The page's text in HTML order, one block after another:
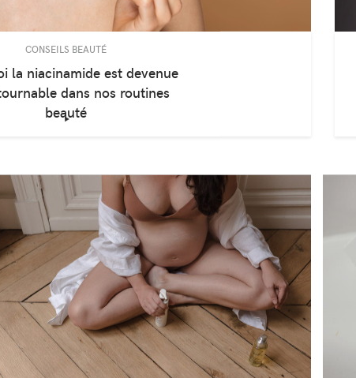
CONSEILS BEAUTÉ
la niacinamide est devenue
dans nos routines
beauté
‣